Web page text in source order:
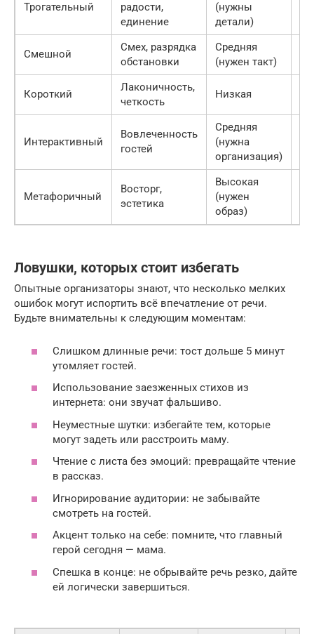
Трогательный
радости,
единение
(нужны
детали)
Смешной
Смех, разрядка
обстановки
Средняя
(нужен такт)
Короткий
Лаконичность,
четкость
Низкая
Интерактивный
Вовлеченность
гостей
Средняя
(нужна
организация)
Метафоричный
Восторг,
эстетика
Высокая
(нужен
образ)
Ловушки, которых стоит избегать
Опытные организаторы знают, что несколько мелких
ошибок могут испортить всё впечатление от речи.
Будьте внимательны к следующим моментам:
Слишком длинные речи: тост дольше 5 минут
утомляет гостей.
Использование заезженных стихов из
интернета: они звучат фальшиво.
Неуместные шутки: избегайте тем, которые
могут задеть или расстроить маму.
Чтение с листа без эмоций: превращайте чтение
в рассказ.
Игнорирование аудитории: не забывайте
смотреть на гостей.
Акцент только на себе: помните, что главный
герой сегодня — мама.
Спешка в конце: не обрывайте речь резко, дайте
ей логически завершиться.